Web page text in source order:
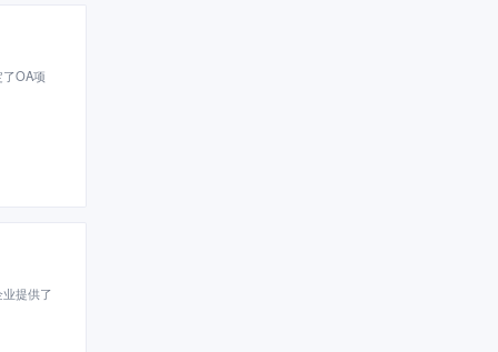
OA项
提供了